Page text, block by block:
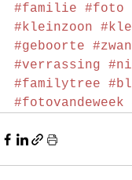
#familie
#foto
#kleinzoon
#geboorte
#verrassing
#familytree
#fotovandeweek